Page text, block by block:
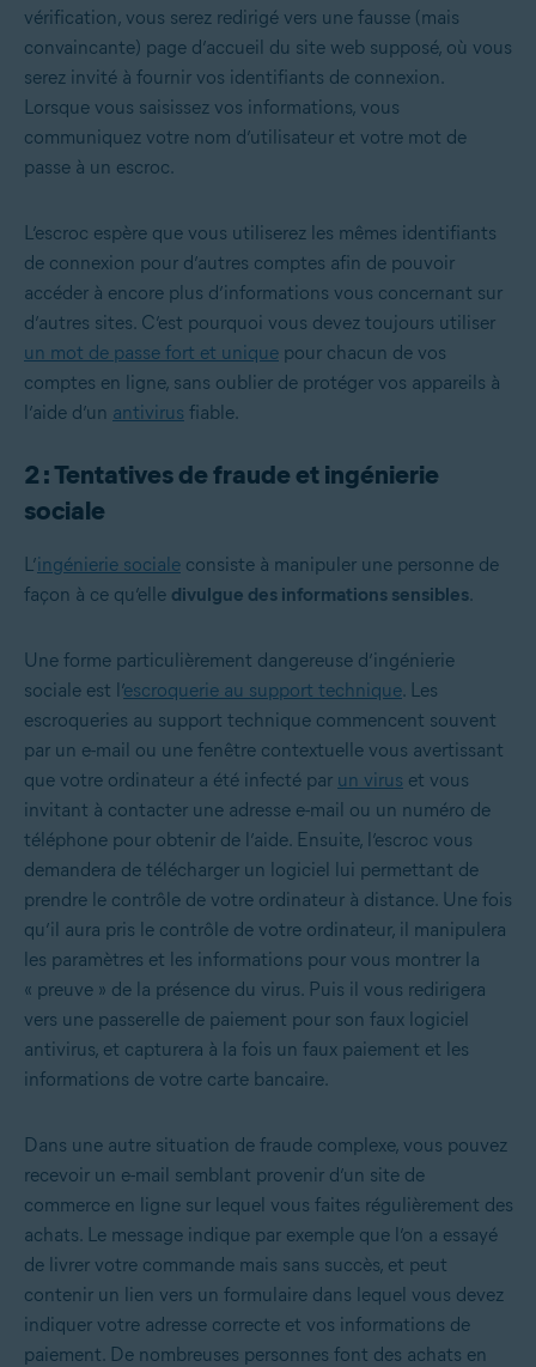
vérification, vous serez redirigé vers une fausse (mais
convaincante) page d’accueil du site web supposé, où vous
serez invité à fournir vos identifiants de connexion.
Lorsque vous saisissez vos informations, vous
communiquez votre nom d’utilisateur et votre mot de
passe à un escroc.
L’escroc espère que vous utiliserez les mêmes identifiants
de connexion pour d’autres comptes afin de pouvoir
accéder à encore plus d’informations vous concernant sur
d’autres sites. C’est pourquoi vous devez toujours utiliser
un mot de passe fort et unique pour chacun de vos
comptes en ligne, sans oublier de protéger vos appareils à
l’aide d’un antivirus fiable.
2 : Tentatives de fraude et ingénierie
sociale
L’ingénierie sociale consiste à manipuler une personne de
façon à ce qu’elle divulgue des informations sensibles.
Une forme particulièrement dangereuse d’ingénierie
sociale est l’escroquerie au support technique. Les
escroqueries au support technique commencent souvent
par un e-mail ou une fenêtre contextuelle vous avertissant
que votre ordinateur a été infecté par un virus et vous
invitant à contacter une adresse e-mail ou un numéro de
téléphone pour obtenir de l’aide. Ensuite, l’escroc vous
demandera de télécharger un logiciel lui permettant de
prendre le contrôle de votre ordinateur à distance. Une fois
qu’il aura pris le contrôle de votre ordinateur, il manipulera
les paramètres et les informations pour vous montrer la
« preuve » de la présence du virus. Puis il vous redirigera
vers une passerelle de paiement pour son faux logiciel
antivirus, et capturera à la fois un faux paiement et les
informations de votre carte bancaire.
Dans une autre situation de fraude complexe, vous pouvez
recevoir un e-mail semblant provenir d’un site de
commerce en ligne sur lequel vous faites régulièrement des
achats. Le message indique par exemple que l’on a essayé
de livrer votre commande mais sans succès, et peut
contenir un lien vers un formulaire dans lequel vous devez
indiquer votre adresse correcte et vos informations de
paiement. De nombreuses personnes font des achats en